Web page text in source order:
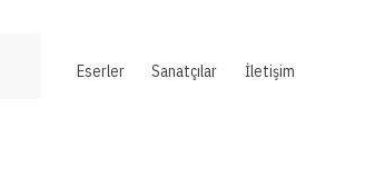
Eserler Sanatçılar İletişim